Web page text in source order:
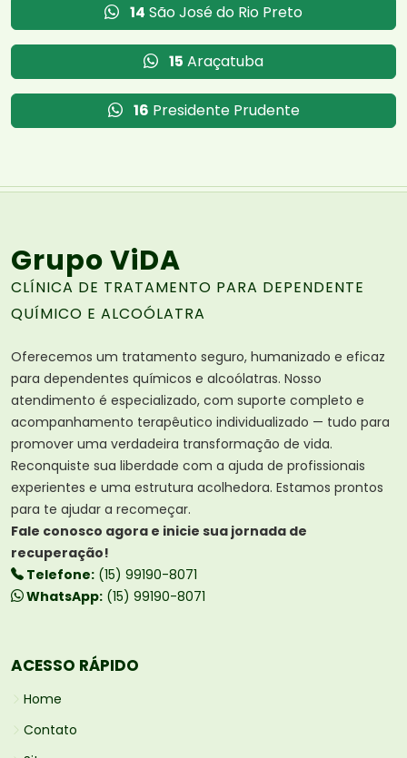
14 São José do Rio Preto
15 Araçatuba
16 Presidente Prudente
Grupo ViDA
CLÍNICA DE TRATAMENTO PARA DEPENDENTE
QUÍMICO E ALCOÓLATRA
Oferecemos um tratamento seguro, humanizado e eficaz
para dependentes químicos e alcoólatras. Nosso
atendimento é especializado, com suporte completo e
acompanhamento terapêutico individualizado — tudo para
promover uma verdadeira transformação de vida.
Reconquiste sua liberdade com a ajuda de profissionais
experientes e uma estrutura acolhedora. Estamos prontos
para te ajudar a recomeçar.
Fale conosco agora e inicie sua jornada de
recuperação!
Telefone: (15) 99190-8071
WhatsApp: (15) 99190-8071
ACESSO RÁPIDO
Home
Contato